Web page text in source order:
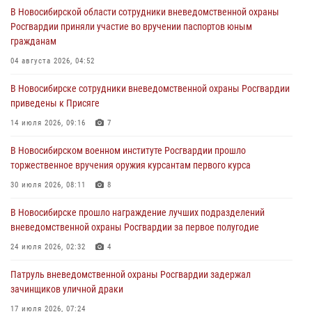
При силовой поддержке бойцов ОМОН и СОБР Росгвардии
пресечена деятельность группы лиц, причастных к мошенничеству
в сфере страхования
В Новосибирске сотрудниками вневедомственной охраны
Росгвардии задержан гражданин, находящийся в розыске
В Новосибирске военнослужащие отряда спецназа «Ермак»
Росгвардии провели занятия по беспарашютному десантированию
В Новосибирске военнослужащие Росгвардии почтили память детей
– жертв войны в Донбассе
В Новосибирской области сотрудники вневедомственной охраны
Росгвардии приняли участие во вручении паспортов юным
гражданам
04 августа 2026, 04:52
В Новосибирске сотрудники вневедомственной охраны Росгвардии
приведены к Присяге
14 июля 2026, 09:16 7
В Новосибирском военном институте Росгвардии прошло
торжественное вручения оружия курсантам первого курса
30 июля 2026, 08:11 8
В Новосибирске прошло награждение лучших подразделений
вневедомственной охраны Росгвардии за первое полугодие
24 июля 2026, 02:32 4
Патруль вневедомственной охраны Росгвардии задержал
зачинщиков уличной драки
17 июля 2026, 07:24